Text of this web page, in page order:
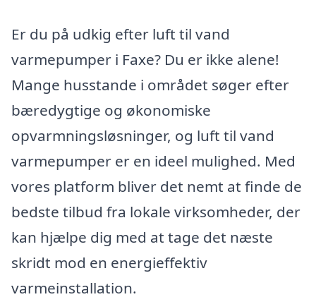
Er du på udkig efter luft til vand
varmepumper i Faxe? Du er ikke alene!
Mange husstande i området søger efter
bæredygtige og økonomiske
opvarmningsløsninger, og luft til vand
varmepumper er en ideel mulighed. Med
vores platform bliver det nemt at finde de
bedste tilbud fra lokale virksomheder, der
kan hjælpe dig med at tage det næste
skridt mod en energieffektiv
varmeinstallation.